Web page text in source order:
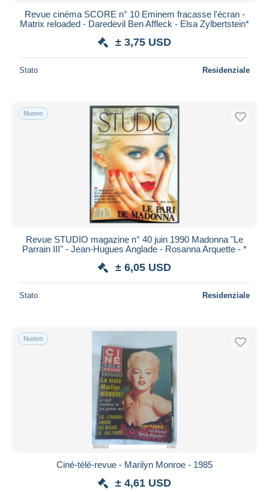
Revue cinéma SCORE n° 10 Eminem fracasse l'écran -
Matrix reloaded - Daredevil Ben Affleck - Elsa Zylbertstein*
± 3,75 USD
Stato Residenziale
Nuovo
Revue STUDIO magazine n° 40 juin 1990 Madonna "Le
Parrain III" - Jean-Hugues Anglade - Rosanna Arquette - *
± 6,05 USD
Stato Residenziale
Nuovo
Ciné-télé-revue - Marilyn Monroe - 1985
± 4,61 USD